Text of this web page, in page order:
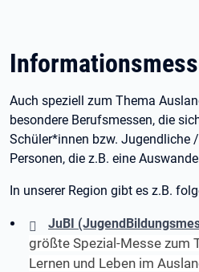
Auch speziell zum Thema
besondere Berufsmessen, die
Schüler*innen bzw. Jugendliche
Personen, die z.B. eine
In unserer Region gibt es z.B.
JuBI
größte Spezial-Messe zum
Lernen und Leben im